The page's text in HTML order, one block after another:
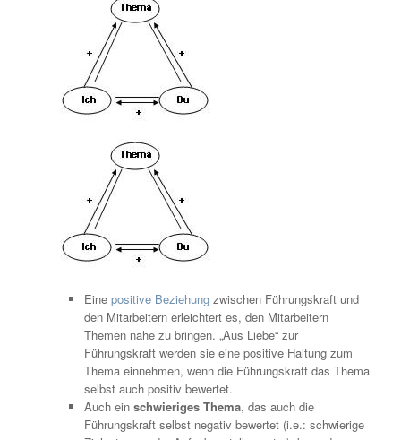
Eine positive Beziehungzwischen Führungskraft und
den Mitarbeitern erleichtert es, den Mitarbeitern
Themen nahe zu bringen. „Aus Liebe“ zur
Führungskraft werden sie eine positive Haltung zum
Thema einnehmen, wenn die Führungskraft das Thema
selbst auch positiv bewertet.
Auch ein schwieriges Thema, das auch die
Führungskraft selbst negativ bewertet (i.e.: schwierige